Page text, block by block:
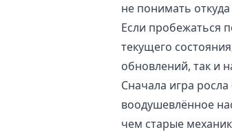
не понимать
Если пробежаться
текущего
обновлений, так и
Сначала игра
воодушевлённое
чем старые